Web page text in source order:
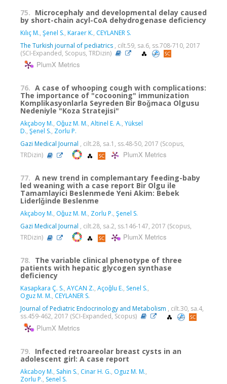
75. Microcephaly and developmental delay caused
by short-chain acyl-CoA dehydrogenase deficiency
Kılıç M., Şenel S., Karaer K., CEYLANER S.
The Turkish journal of pediatrics , cilt.59, sa.6, ss.708-710, 2017
(SCI-Expanded, Scopus, TRDizin)
PlumX Metrics
76. A case of whooping cough with complications:
The importance of "cocooning" immunization
Komplikasyonlarla Seyreden Bir Boǧmaca Olgusu
Nedeniyle "Koza Stratejisi"
Akçaboy M., Oǧuz M. M., Altinel E. A., Yüksel
D., Şenel S., Zorlu P.
Gazi Medical Journal , cilt.28, sa.1, ss.48-50, 2017 (Scopus,
TRDizin)
PlumX Metrics
77. A new trend in complemantary feeding-baby
led weaning with a case report Bir Olgu ile
Tamamlayici Beslenmede Yeni Akim: Bebek
Liderlǧinde Beslenme
Akçaboy M., Oǧuz M. M., Zorlu P., Şenel S.
Gazi Medical Journal , cilt.28, sa.2, ss.146-147, 2017 (Scopus,
TRDizin)
PlumX Metrics
78. The variable clinical phenotype of three
patients with hepatic glycogen synthase
deficiency
Kasapkara Ç. S., AYCAN Z., Açoǧlu E., Senel S.,
Oguz M. M., CEYLANER S.
Journal of Pediatric Endocrinology and Metabolism , cilt.30, sa.4,
ss.459-462, 2017 (SCI-Expanded, Scopus)
PlumX Metrics
79. Infected retroareolar breast cysts in an
adolescent girl: A case report
Akcaboy M., Sahin S., Cinar H. G., Oguz M. M.,
Zorlu P., Senel S.